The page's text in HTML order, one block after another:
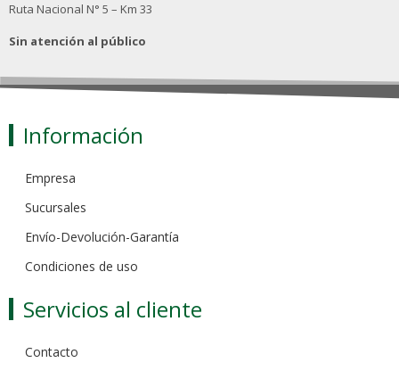
Ruta Nacional N° 5 – Km 33
Sin atención al público
Información
Empresa
Sucursales
Envío-Devolución-Garantía
Condiciones de uso
Servicios al cliente
Contacto